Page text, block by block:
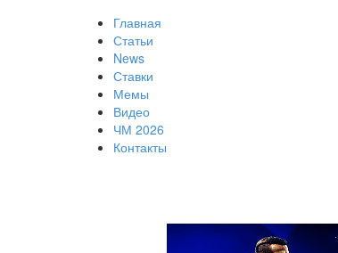
Главная
Статьи
News
Ставки
Мемы
Видео
ЧМ 2026
Контакты